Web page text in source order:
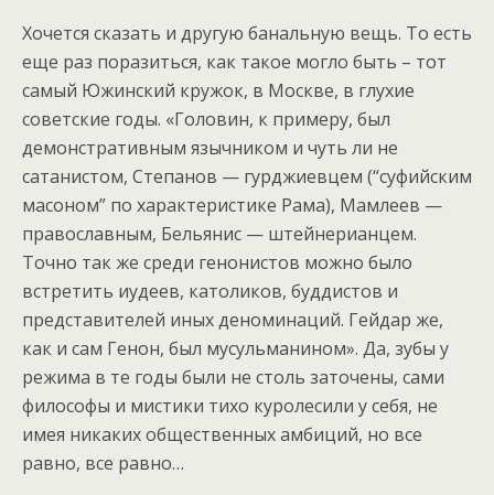
Хочется сказать и другую банальную вещь. То есть
еще раз поразиться, как такое могло быть – тот
самый Южинский кружок, в Москве, в глухие
советские годы. «Головин, к примеру, был
демонстративным язычником и чуть ли не
сатанистом, Степанов — гурджиевцем (“суфийским
масоном” по характеристике Рама), Мамлеев —
православным, Бельянис — штейнерианцем.
Точно так же среди генонистов можно было
встретить иудеев, католиков, буддистов и
представителей иных деноминаций. Гейдар же,
как и сам Генон, был мусульманином». Да, зубы у
режима в те годы были не столь заточены, сами
философы и мистики тихо куролесили у себя, не
имея никаких общественных амбиций, но все
равно, все равно…